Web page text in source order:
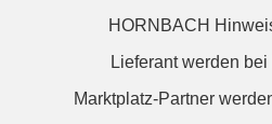
HORNBACH
Lieferant werden
Marktplatz-Partner